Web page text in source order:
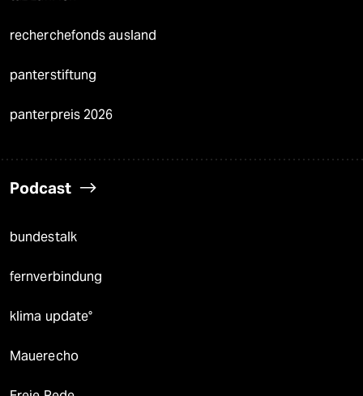
recherchefonds ausland
panterstiftung
panterpreis 2026
Podcast
bundestalk
fernverbindung
klima update°
Mauerecho